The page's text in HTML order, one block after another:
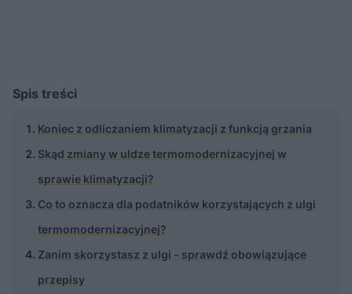
Spis treści
Koniec z odliczaniem klimatyzacji z funkcją grzania
Skąd zmiany w uldze termomodernizacyjnej w
sprawie klimatyzacji?
Co to oznacza dla podatników korzystających z ulgi
termomodernizacyjnej?
Zanim skorzystasz z ulgi - sprawdź obowiązujące
przepisy